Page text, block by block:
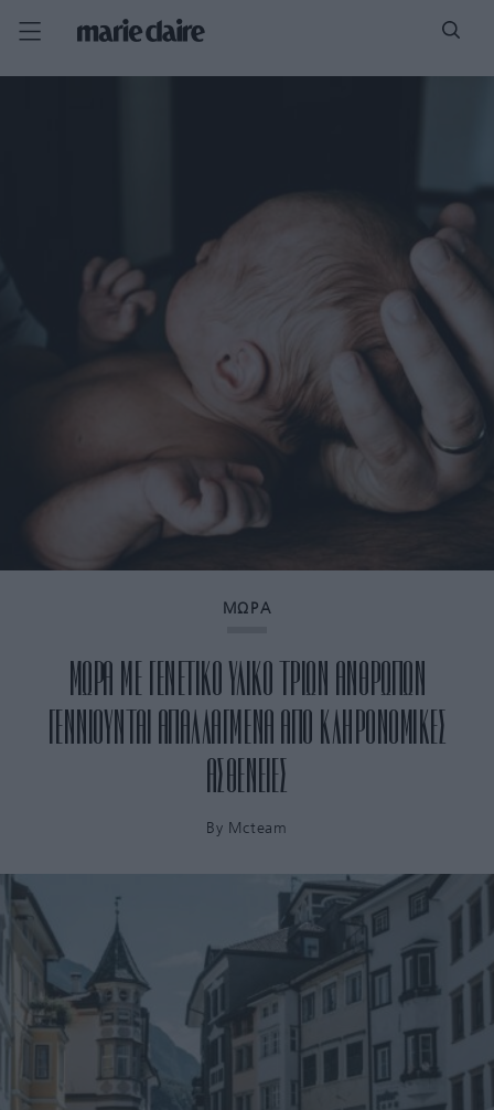
ΜΩΡΑ
ΜΩΡΑ ΜΕ ΓΕΝΕΤΙΚΟ ΥΛΙΚΟ ΤΡΙΩΝ ΑΝΘΡΩΠΩΝ
ΓΕΝΝΙΟΥΝΤΑΙ ΑΠΑΛΛΑΓΜΕΝΑ ΑΠΟ ΚΛΗΡΟΝΟΜΙΚΕΣ
ΑΣΘΕΝΕΙΕΣ
By Mcteam